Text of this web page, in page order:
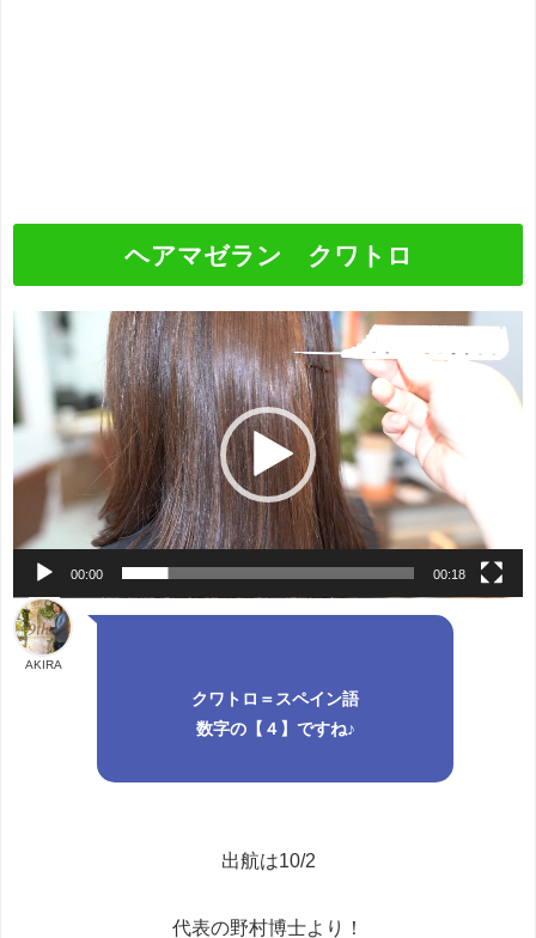
ヘアマゼラン クワトロ
動
画
プ
レ
ー
ヤ
ー
00:00 00:18
AKIRA
クワトロ＝スペイン語
数字の【４】ですね♪
出航は10/2
代表の野村博士より！